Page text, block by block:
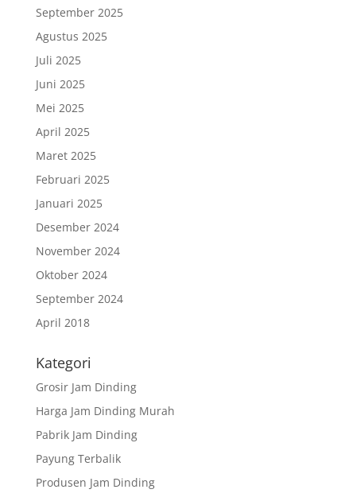
September 2025
Agustus 2025
Juli 2025
Juni 2025
Mei 2025
April 2025
Maret 2025
Februari 2025
Januari 2025
Desember 2024
November 2024
Oktober 2024
September 2024
April 2018
Kategori
Grosir Jam Dinding
Harga Jam Dinding Murah
Pabrik Jam Dinding
Payung Terbalik
Produsen Jam Dinding